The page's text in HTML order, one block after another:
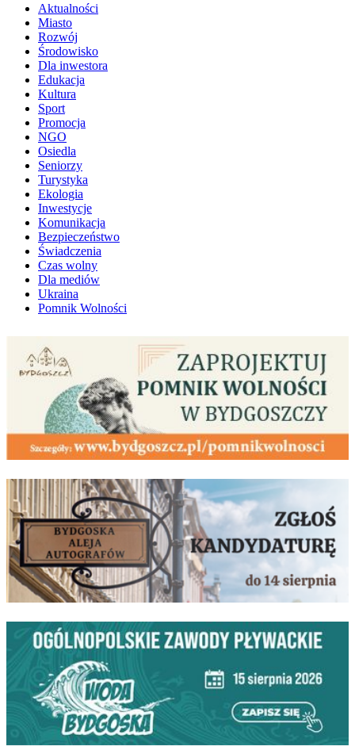
Aktualności
Miasto
Rozwój
Środowisko
Dla inwestora
Edukacja
Kultura
Sport
Promocja
NGO
Osiedla
Seniorzy
Turystyka
Ekologia
Inwestycje
Komunikacja
Bezpieczeństwo
Świadczenia
Czas wolny
Dla mediów
Ukraina
Pomnik Wolności